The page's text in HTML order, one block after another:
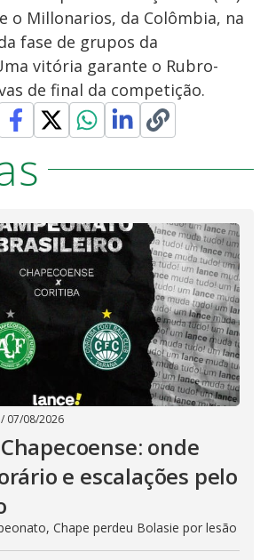
o Millonarios, da Colômbia, na
fase de grupos da
vitória garante o Rubro-
de final da competição.
/ 07/08/2026
onde
e escalações pelo
Chape perdeu Bolasie por lesão